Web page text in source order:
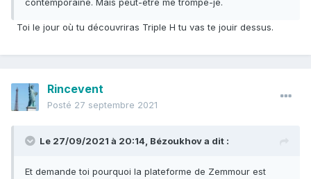
contemporaine. Mais peut-être me trompe-je.
Toi le jour où tu découvriras Triple H tu vas te jouir dessus.
Rincevent
Posté 27 septembre 2021
Le 27/09/2021 à 20:14, Bézoukhova dit :
Et demande toi pourquoi la plateforme de Zemmour est